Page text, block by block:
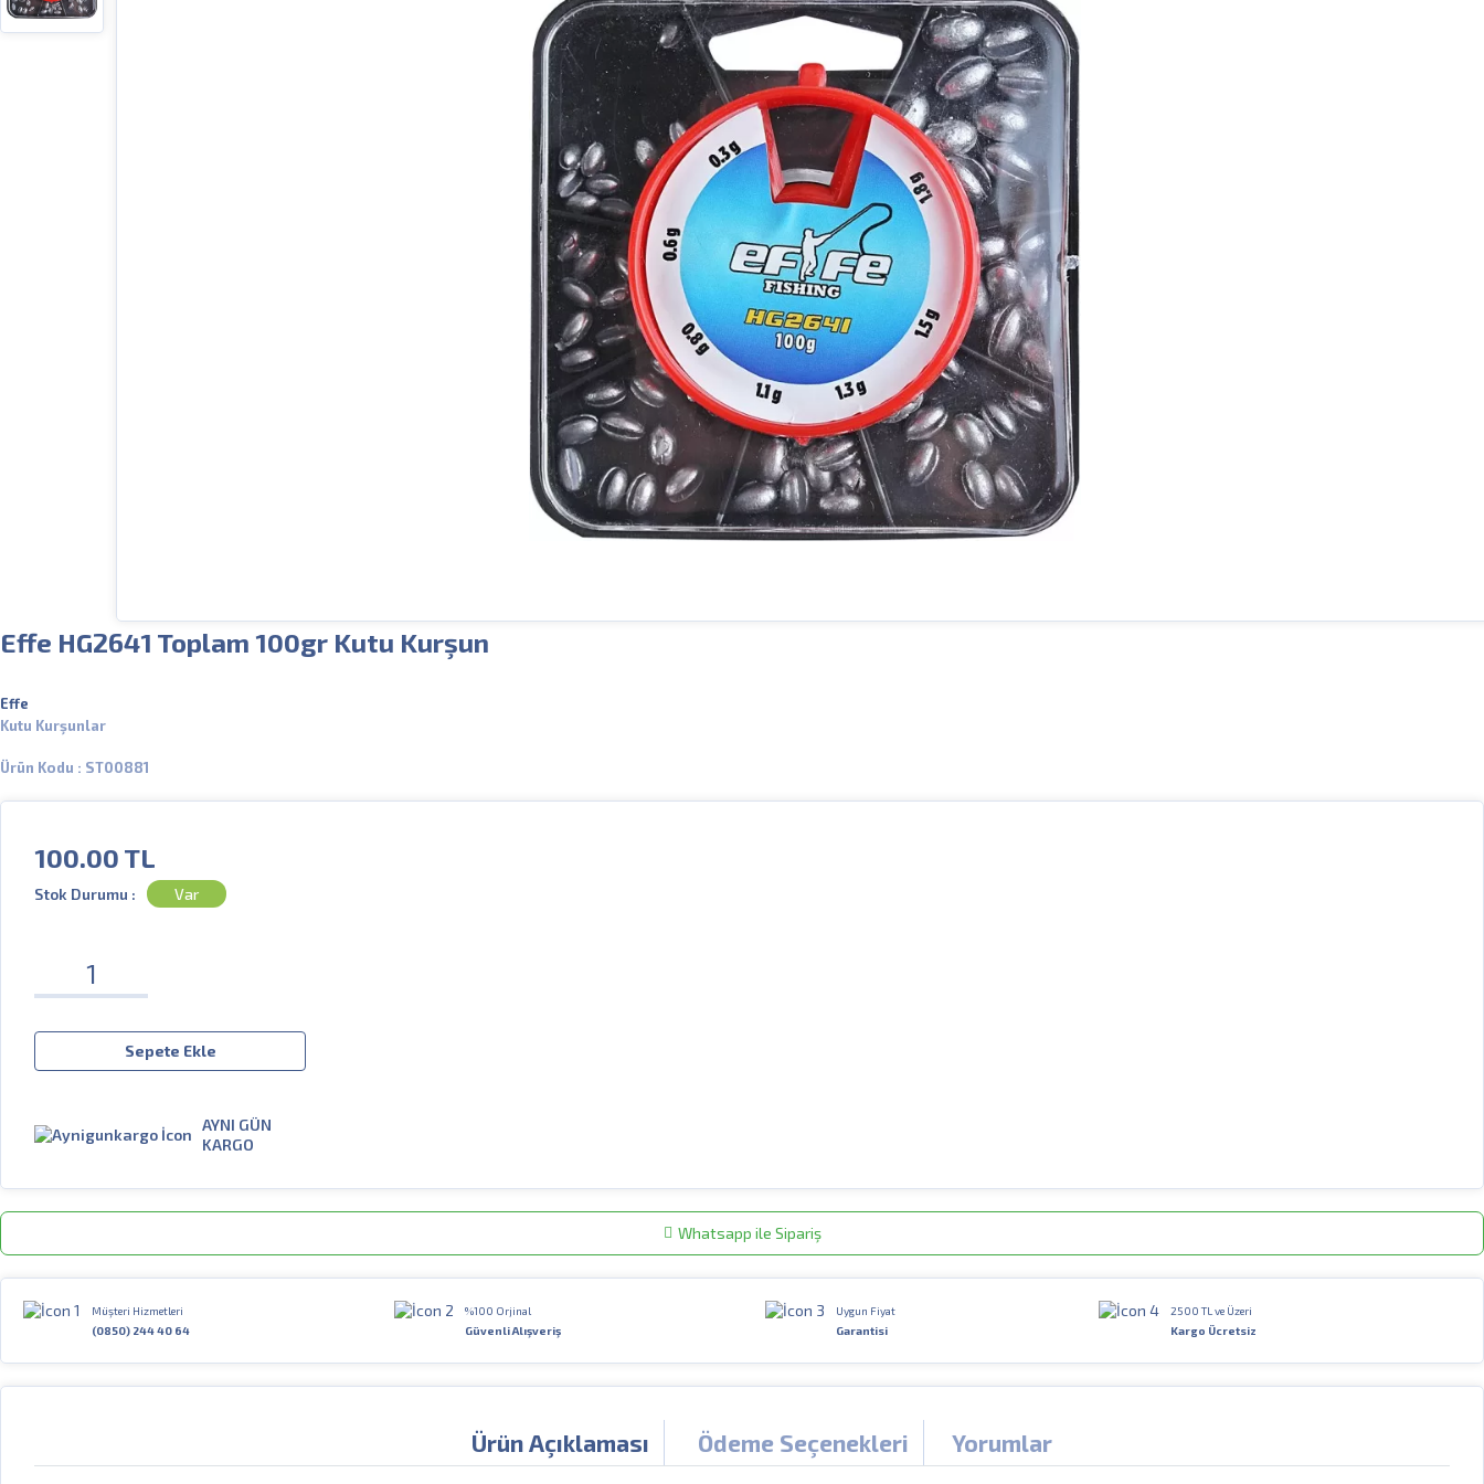
Effe HG2641 Toplam 100gr Kutu Kurşun
Effe
Kutu Kurşunlar
Ürün Kodu : ST00881
100.00 TL
Stok Durumu : Var
Sepete Ekle
AYNI GÜN
KARGO
Whatsapp ile Sipariş
Müşteri Hizmetleri
(0850) 244 40 64
%100 Orjinal
Güvenli Alışveriş
Uygun Fiyat
Garantisi
2500 TL ve Üzeri
Kargo Ücretsiz
Ürün Açıklaması Ödeme Seçenekleri Yorumlar